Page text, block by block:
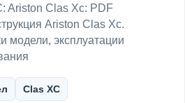
Ariston Clas Xc: PDF
Ariston Clas Xc.
модели, эксплуатации
Clas XC